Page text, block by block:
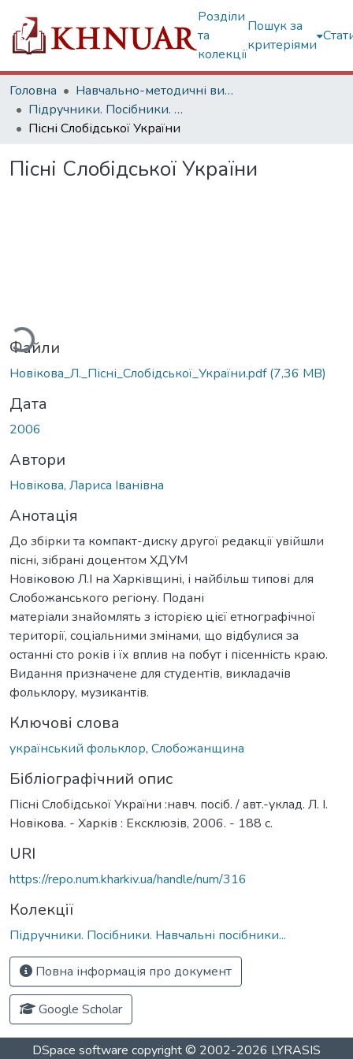
Розділи
та
колекції
Пошук за
критеріями
Головна
Навчально-методичні видання
Підручники. Посібники. Навчальні посібники...
Пісні Слобідської України
Пісні Слобідської України
Файли
Новікова_Л._Пісні_Слобідської_України.pdf(7,36 MB)
Дата
2006
Автори
Новікова, Лариса Іванівна
Анотація
До збірки та компакт-диску другої редакції увійшли
пісні, зібрані доцентом ХДУМ
Новіковою Л.І на Харківщині, і найбільш типові для
Слобожанського регіону. Подані
матеріали знайомлять з історією цієї етнографічної
території, соціальними змінами, що відбулися за
останні сто років і їх вплив на побут і пісенність краю.
Видання призначене для студентів, викладачів
фольклору, музикантів.
Ключові слова
український фольклор, Слобожанщина
Бібліографічний опис
Пісні Слобідської України :навч. посіб. / авт.-уклад. Л. І.
Новікова. - Харків : Ексклюзів, 2006. - 188 с.
URI
https://repo.num.kharkiv.ua/handle/num/316
Колекції
Підручники. Посібники. Навчальні посібники...
Повна інформація про документ
Google Scholar
DSpace software copyright © 2002-2026 LYRASIS